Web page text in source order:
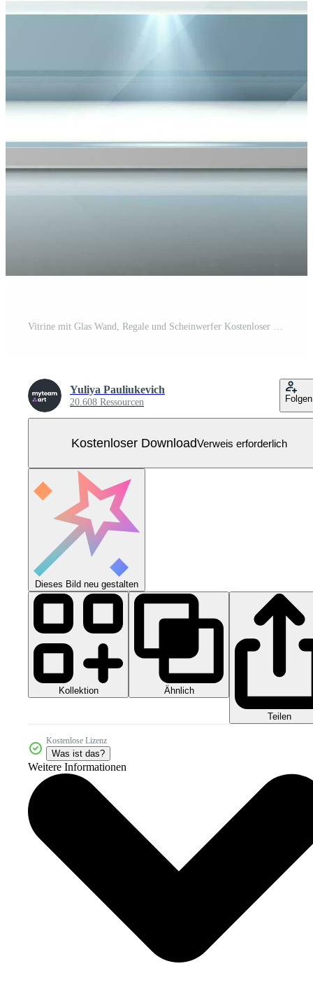
Vitrine mit Glas Wand, Regale und Scheinwerfer Kostenloser Vektor
Yuliya Pauliukevich
20.608 Ressourcen Folgen
Kostenloser DownloadVerweis erforderlich
Dieses Bild neu gestalten
Kollektion Ähnlich
Teilen
Kostenlose Lizenz
Was ist das?
Weitere Informationen